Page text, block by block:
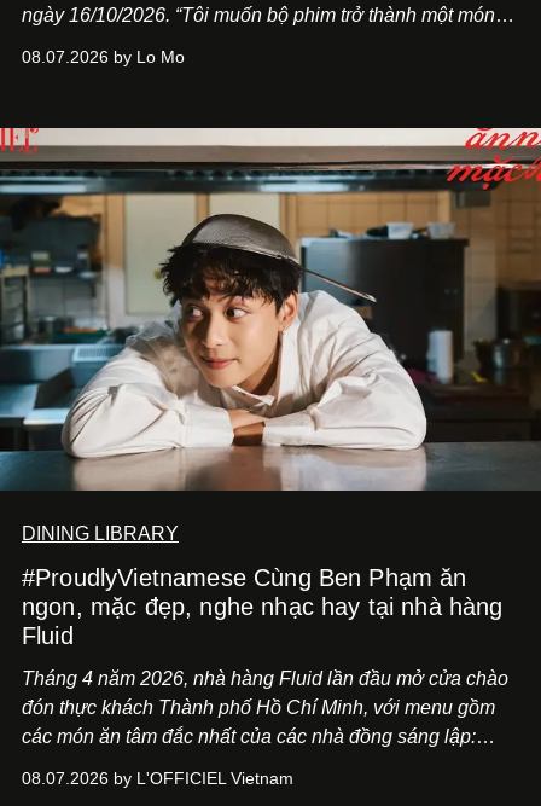
ngày 16/10/2026. “Tôi muốn bộ phim trở thành một món
Việt Nam”, NSX Will Vũ cho biết.
08.07.2026 by Lo Mo
DINING LIBRARY
#ProudlyVietnamese Cùng Ben Phạm ăn
ngon, mặc đẹp, nghe nhạc hay tại nhà hàng
Fluid
Tháng 4 năm 2026, nhà hàng Fluid lần đầu mở cửa chào
đón thực khách Thành phố Hồ Chí Minh, với menu gồm
các món ăn tâm đắc nhất của các nhà đồng sáng lập:
món ăn đa dạng từ Á đến Âu nhanh chóng được yêu thích
08.07.2026 by L'OFFICIEL Vietnam